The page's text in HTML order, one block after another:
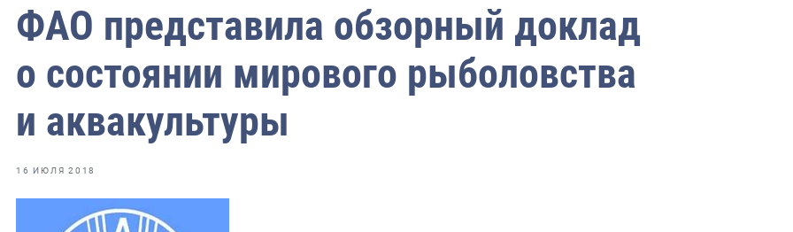
экспедиция
нравственных
ФАО представила обзорный доклад
о состоянии мирового рыболовства
и аквакультуры
16 ИЮЛЯ 2018